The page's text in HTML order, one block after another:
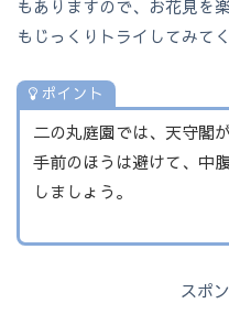
もありますので、お花見を
もじっくりトライしてみて
ポイント
二の丸庭園では、天守閣
手前のほうは避けて、中
しましょう。
スポ